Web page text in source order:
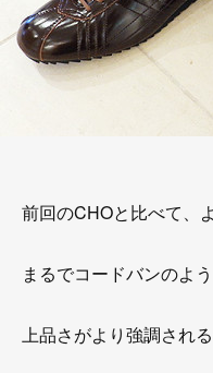
前回のCHOと比べて、
まるでコードバンのよ
上品さがより強調され